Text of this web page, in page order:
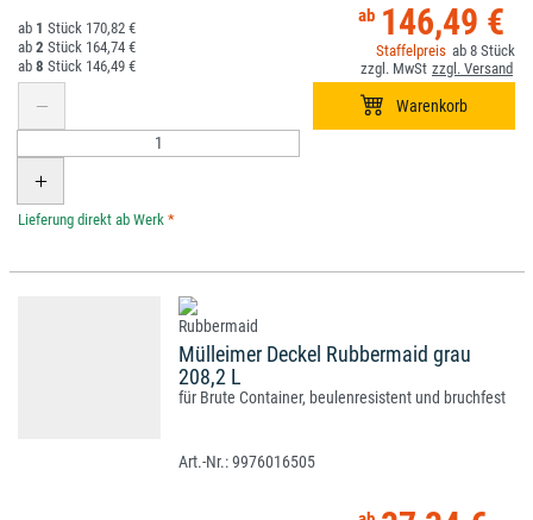
146,49 €
8
1
170,82 €
2
164,74 €
8
146,49 €
*
Mülleimer Deckel Rubbermaid grau
208,2 L
für Brute Container, beulenresistent und bruchfest
9976016505